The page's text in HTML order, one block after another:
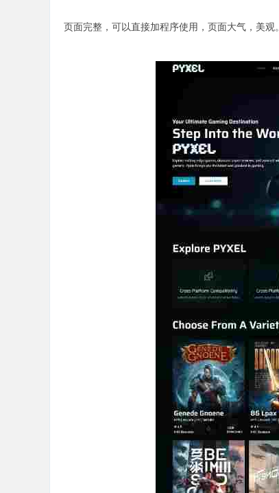
页面完整，可以直接加程序使用，页面大气，美观。